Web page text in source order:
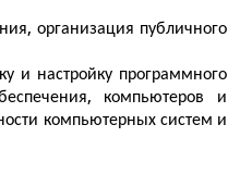
организация публичного
и настройку программного
компьютеров и
компьютерных систем и